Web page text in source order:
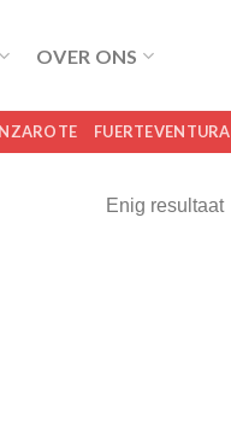
OVER ONS
FUERTEVENTURA
Enig resultaat